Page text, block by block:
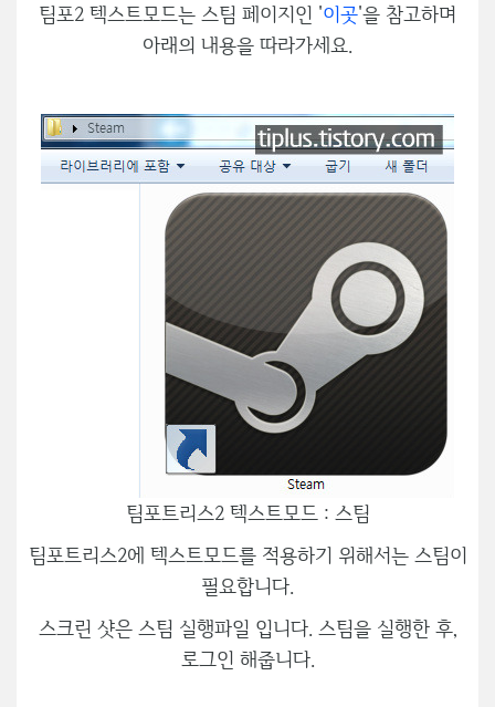
팀포2 텍스트모드는 스팀 페이지인 '이곳'을 참고하며
아래의 내용을 따라가세요.
팀포트리스2 텍스트모드 : 스팀
팀포트리스2에 텍스트모드를 적용하기 위해서는 스팀이
필요합니다.
스크린 샷은 스팀 실행파일 입니다. 스팀을 실행한 후,
로그인 해줍니다.